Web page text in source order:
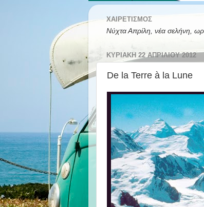
ΧΑΙΡΕΤΙΣΜΌΣ
Νύχτα Απρίλη, νέα σελήνη,
ΚΥΡΙΑΚΉ 22 ΑΠΡΙΛΊΟΥ 2012
De la Terre à la Lune